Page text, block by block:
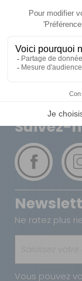
Suivez-
Ne ratez plus
Vous pouvez